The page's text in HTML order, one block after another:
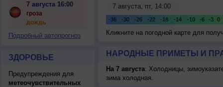
7 августа 16:00
гроза
дождь
Подробный автопрогноз
ЗДОРОВЬЕ
Предупреждения для
метеочувствительных
Кликните на погодной карте для
НАРОДНЫЕ ПРИМЕТЫ И
На 7 августа: Холодницы,
зима холодная.